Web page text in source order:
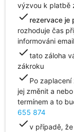
výzvou k platbě
check rezervace je
rozhoduje čas
informováni
checktato záloha
zákroku
check Po
jej změnit a
termínem a to
655 874
checkv případě,